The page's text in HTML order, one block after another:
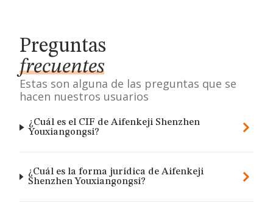
Preguntas
frecuentes
Estas son alguna de las preguntas que se
hacen nuestros usuarios
¿Cuál es el CIF de Aifenkeji Shenzhen
Youxiangongsi?
¿Cuál es la forma jurídica de Aifenkeji
Shenzhen Youxiangongsi?